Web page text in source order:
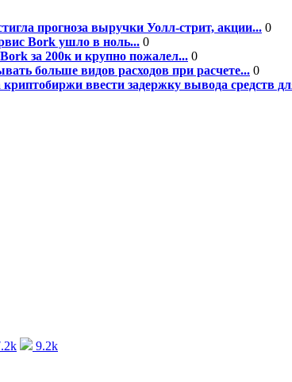
прогноза выручки Уолл-стрит, акции... 0
Bork ушло в ноль... 0
за 200к и крупно пожалел... 0
больше видов расходов при расчете... 0
ввести задержку вывода средств
9.2k